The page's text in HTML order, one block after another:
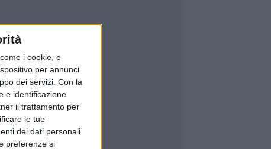
i cookie, e
per annunci
dei servizi. Con la
e identificazione
il trattamento per
le tue
dei dati personali
preferenze si